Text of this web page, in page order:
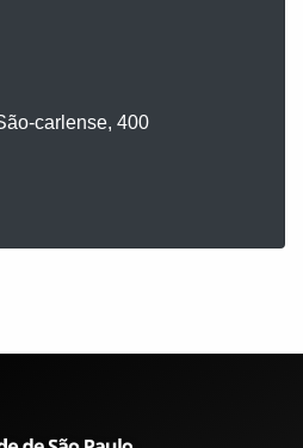
carlense, 400